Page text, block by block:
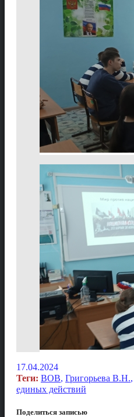
17.04.2024
Теги: ВОВ, Григорьева В.Н.,
единых действий
Поделиться записью